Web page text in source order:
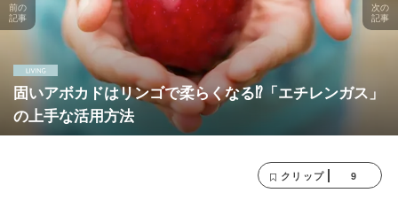
固いアボカドはリンゴで柔らくなる⁉︎「エチレンガス」
の上手な活用方法
前の
記事
次の
記事
クリップ 9